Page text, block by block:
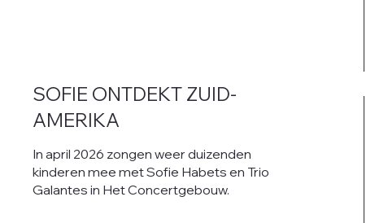
SOFIE ONTDEKT ZUID-
AMERIKA
In april 2026 zongen weer duizenden
kinderen mee met Sofie Habets en Trio
Galantes in Het Concertgebouw.